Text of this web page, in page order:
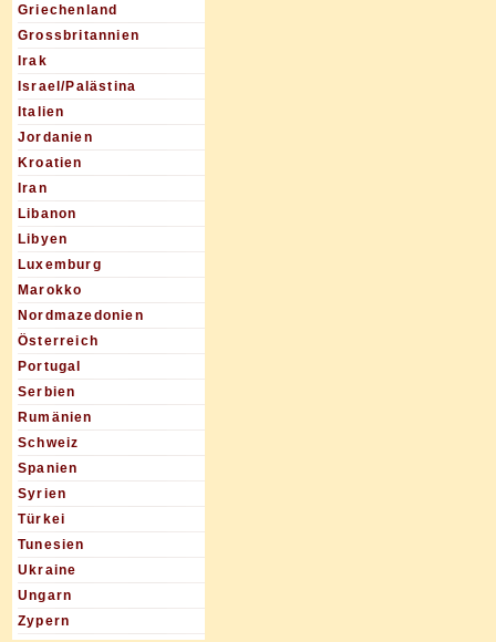
Griechenland
Grossbritannien
Irak
Israel/Palästina
Italien
Jordanien
Kroatien
Iran
Libanon
Libyen
Luxemburg
Marokko
Nordmazedonien
Österreich
Portugal
Serbien
Rumänien
Schweiz
Spanien
Syrien
Türkei
Tunesien
Ukraine
Ungarn
Zypern